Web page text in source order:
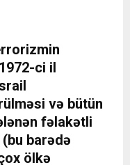
ci il
və bütün
fəlakətli
barədə
ölkə